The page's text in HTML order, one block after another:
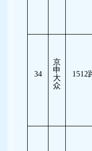
34
京
申
大
众
1512